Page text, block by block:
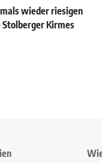
wieder riesigen
Kirmes